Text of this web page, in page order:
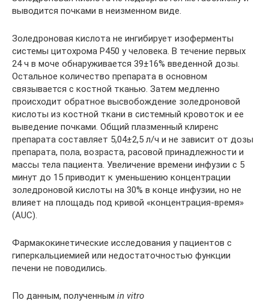
выводится почками в неизменном виде.
Золедроновая кислота не ингибирует изоферменты
системы цитохрома Р450 у человека. В течение первых
24 ч в моче обнаруживается 39±16% введенной дозы.
Остальное количество препарата в основном
связывается с костной тканью. Затем медленно
происходит обратное высвобождение золедроновой
кислоты из костной ткани в системный кровоток и ее
выведение почками. Общий плазменный клиренс
препарата составляет 5,04±2,5 л/ч и не зависит от дозы
препарата, пола, возраста, расовой принадлежности и
массы тела пациента. Увеличение времени инфузии с 5
минут до 15 приводит к уменьшению концентрации
золедроновой кислоты на 30% в конце инфузии, но не
влияет на площадь под кривой «концентрация-время»
(AUC).
Фармакокинетические исследования у пациентов с
гиперкальциемией или недостаточностью функции
печени не поводились.
По данным, полученным in vitro